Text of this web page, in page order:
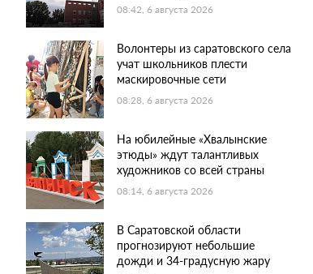
08:42, 6 августа 2026
Волонтеры из саратовского села
учат школьников плести
маскировочные сети
08:28, 6 августа 2026
На юбилейные «Хвалынские
этюды» ждут талантливых
художников со всей страны
08:14, 6 августа 2026
В Саратовской области
прогнозируют небольшие
дожди и 34-градусную жару